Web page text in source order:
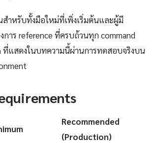
ำหรับทั้งมือใหม่ที่เพิ่งเริ่มต้นและผู้มี
าร reference ที่ครบถ้วนทุก command
ที่แสดงในบทความนี้ผ่านการทดสอบจริงบน
Recommended
(Production)